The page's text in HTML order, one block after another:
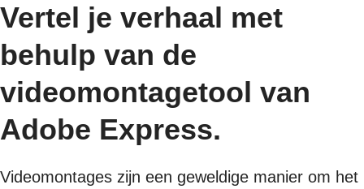
Vertel je verhaal met
behulp van de
videomontagetool van
Adobe Express.
Videomontages zijn een geweldige manier om het